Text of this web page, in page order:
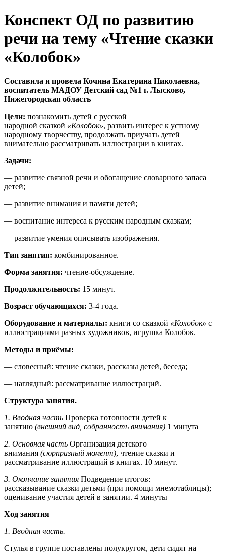
Конспект ОД по развитию
речи на тему «Чтение сказки
«Колобок»
Составила и провела Кочина Екатерина Николаевна,
воспитатель МАДОУ Детский сад №1 г. Лысково,
Нижегородская область
Цели: познакомить детей с русской
народной сказкой «Колобок», развить интерес к устному
народному творчеству, продолжать приучать детей
внимательно рассматривать иллюстрации в книгах.
Задачи:
— развитие связной речи и обогащение словарного запаса
детей;
— развитие внимания и памяти детей;
— воспитание интереса к русским народным сказкам;
— развитие умения описывать изображения.
Тип занятия: комбинированное.
Форма занятия: чтение-обсуждение.
Продолжительность: 15 минут.
Возраст обучающихся: 3-4 года.
Оборудование и материалы: книги со сказкой «Колобок» с
иллюстрациями разных художников, игрушка Колобок.
Методы и приёмы:
— словесный: чтение сказки, рассказы детей, беседа;
— наглядный: рассматривание иллюстраций.
Структура занятия.
1. Вводная часть Проверка готовности детей к
занятию (внешний вид, собранность внимания) 1 минута
2. Основная часть Организация детского
внимания (сюрпризный момент), чтение сказки и
рассматривание иллюстраций в книгах. 10 минут.
3. Окончание занятия Подведение итогов:
рассказывание сказки детьми (при помощи мнемотаблицы);
оценивание участия детей в занятии. 4 минуты
Ход занятия
1. Вводная часть.
Стулья в группе поставлены полукругом, дети сидят на